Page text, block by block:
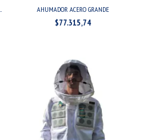
AHUMADOR ACERO GRANDE
$77.315,74